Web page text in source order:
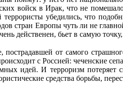
войск в Ирак, что не помешало
убедились, что
стран Европы чуть ли не
действенен, бьет в самую
от самого
с Россией: чеченские
идей. И терроризм потеряет
средства борьбы,